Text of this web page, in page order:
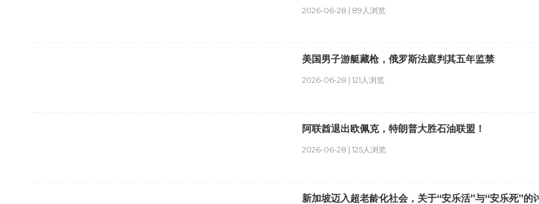
2026-06-28 | 89人浏览
2026-06-28 | 121人浏览
美国男子游艇藏枪，俄罗斯法庭判其五年监禁
2026-06-28 | 125人浏览
阿联酋退出欧佩克，特朗普大胜石油联盟！
新加坡迈入超老龄化社会，关于“安乐活”与“安乐死”的